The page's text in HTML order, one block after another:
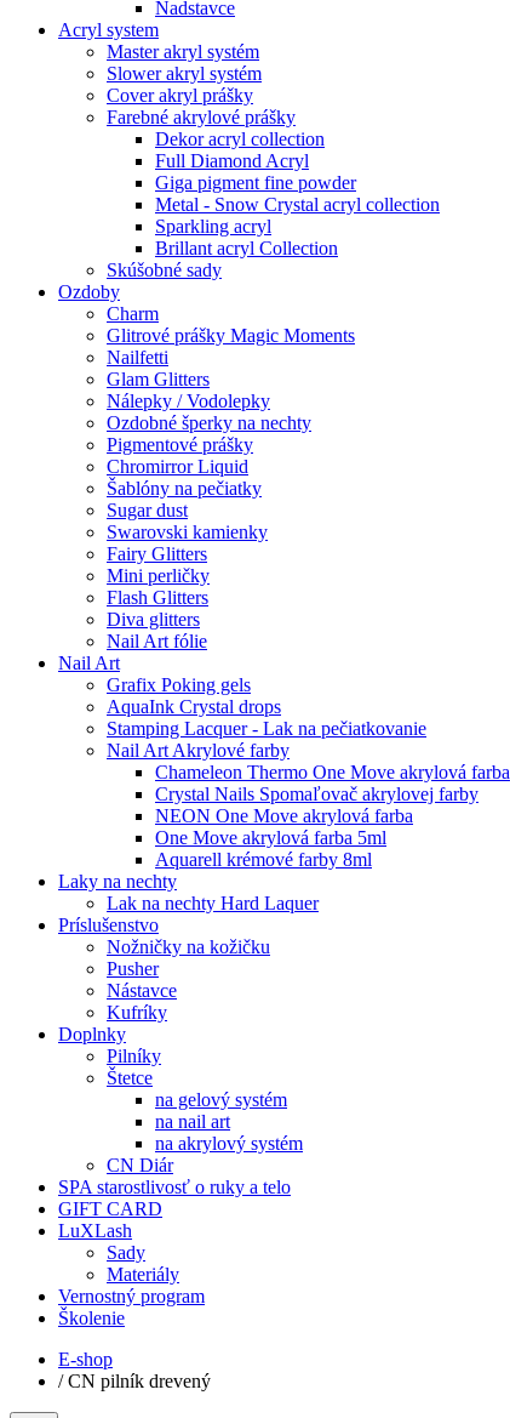
Nadstavce
Acryl system
Master akryl systém
Slower akryl systém
Cover akryl prášky
Farebné akrylové prášky
Dekor acryl collection
Full Diamond Acryl
Giga pigment fine powder
Metal - Snow Crystal acryl collection
Sparkling acryl
Brillant acryl Collection
Skúšobné sady
Ozdoby
Charm
Glitrové prášky Magic Moments
Nailfetti
Glam Glitters
Nálepky / Vodolepky
Ozdobné šperky na nechty
Pigmentové prášky
Chromirror Liquid
Šablóny na pečiatky
Sugar dust
Swarovski kamienky
Fairy Glitters
Mini perličky
Flash Glitters
Diva glitters
Nail Art fólie
Nail Art
Grafix Poking gels
AquaInk Crystal drops
Stamping Lacquer - Lak na pečiatkovanie
Nail Art Akrylové farby
Chameleon Thermo One Move akrylová farba
Crystal Nails Spomaľovač akrylovej farby
NEON One Move akrylová farba
One Move akrylová farba 5ml
Aquarell krémové farby 8ml
Laky na nechty
Lak na nechty Hard Laquer
Príslušenstvo
Nožničky na kožičku
Pusher
Nástavce
Kufríky
Doplnky
Pilníky
Štetce
na gelový systém
na nail art
na akrylový systém
CN Diár
SPA starostlivosť o ruky a telo
GIFT CARD
LuXLash
Sady
Materiály
Vernostný program
Školenie
E-shop
/ CN pilník drevený